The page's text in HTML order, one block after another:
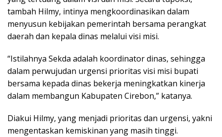
tambah Hilmy, intinya mengkoordinasikan dalam
menyusun kebijakan pemerintah bersama perangkat
daerah dan kepala dinas melalui visi misi.
“Istilahnya Sekda adalah koordinator dinas, sehingga
dalam perwujudan urgensi prioritas visi misi bupati
bersama kepada dinas bekerja meningkatkan kinerja
dalam membangun Kabupaten Cirebon,” katanya.
Diakui Hilmy, yang menjadi prioritas dan urgensi, yakni
mengentaskan kemiskinan yang masih tinggi.